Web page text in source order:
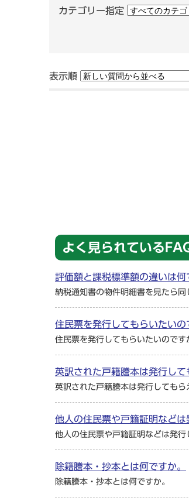
カテゴリー指定
表示順
よく見られている
評価額と課税標準額の違いは何
納税通知書の物件明細書を見たら
住民票を発行してもらいたいの
住民票を発行してもらいたいのです
英訳された戸籍謄本は発行して
英訳された戸籍謄本は発行してもら
他人の住民票や戸籍証明などは
他人の住民票や戸籍証明などは発行
除籍謄本・抄本とは何ですか。
除籍謄本・抄本とは何ですか。